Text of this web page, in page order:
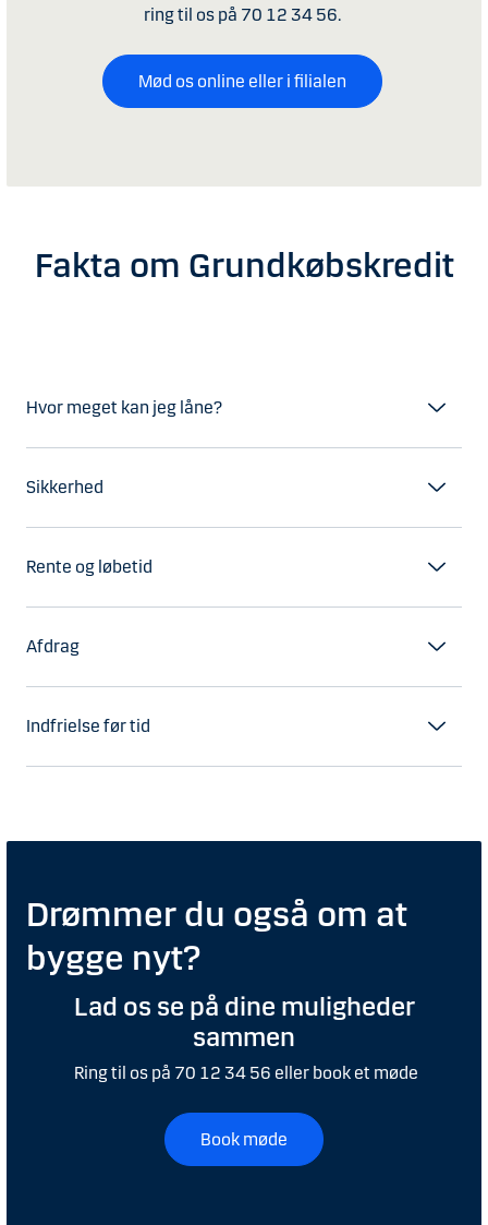
ring til os på 70 12 34 56.
Mød os online eller i filialen
Fakta om Grundkøbskredit
Hvor meget kan jeg låne?
Sikkerhed
Rente og løbetid
Afdrag
Indfrielse før tid
Drømmer du også om at
bygge nyt?
Lad os se på dine muligheder
sammen
Ring til os på 70 12 34 56 eller book et møde
Book møde